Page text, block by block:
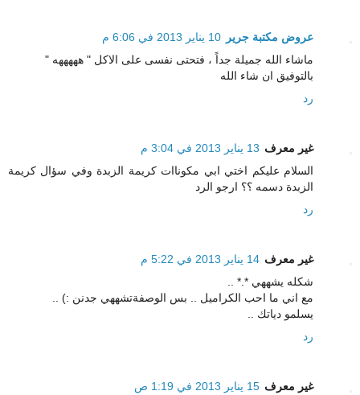
عروض مكتبة جرير
10 يناير 2013 في 6:06 م
ماشاء الله جميلة جداً ، فتحتى نفسى على الاكل " هههههه "
بالتوفيق ان شاء الله
رد
غير معرف 13 يناير 2013 في 3:04 م
السلام عليكم اختي ابي مكوناات كريمة الزبدة وفي سؤال كريمة
الزبدة دسمه ؟؟ ارجو الرد
رد
غير معرف 14 يناير 2013 في 5:22 م
شكله يشههي *.* ..
مع اني ما احب الكراميل .. بس الوصفةتشههي جدنن :) ..
يسلمو دياتك ..
رد
غير معرف 15 يناير 2013 في 1:19 ص